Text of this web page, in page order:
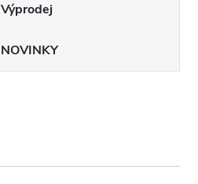
Výprodej
NOVINKY